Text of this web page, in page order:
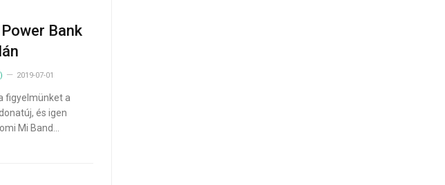
Bank
2019-07-01
figyelmünket a
és igen
Mi Band…